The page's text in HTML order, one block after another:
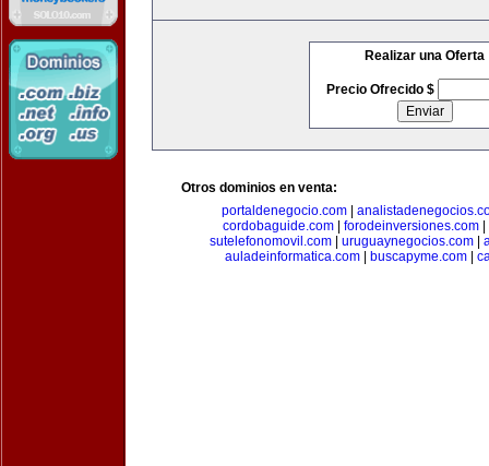
Realizar una Oferta
Precio Ofrecido $
Otros dominios en venta:
portaldenegocio.com|
cordobaguide.com
forodeinversiones.com
sutelefonomovil.com| uruguaynegocios.com|
auladeinformatica.com| buscapyme.com|